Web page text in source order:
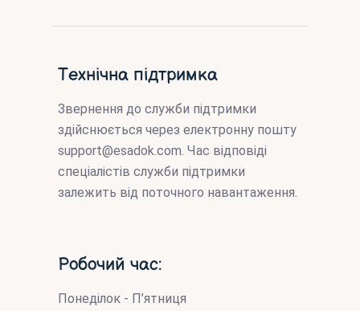
Технічна підтримка
Звернення до служби підтримки
здійснюється через електронну пошту
support@esadok.com. Час відповіді
спеціалістів служби підтримки
залежить від поточного навантаження.
Робочий час:
Понеділок - П’ятниця